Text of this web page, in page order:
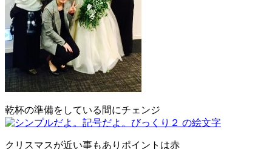
乾杯の準備をしている間にチェンジ
クリスマスが近い事もありポイントは赤